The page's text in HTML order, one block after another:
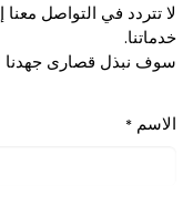
لا تتردد في التواصل
خدماتنا.
سوف نبذل قصارى
الاسم *